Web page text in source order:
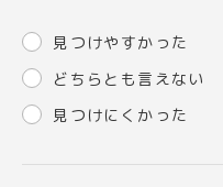
見つけやすかった
どちらとも言えない
見つけにくかった